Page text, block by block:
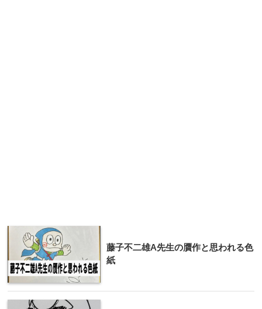
藤子不二雄A先生の贋作と思われる色
紙